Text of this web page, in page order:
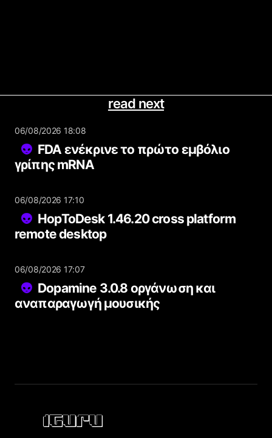
read next
06/08/2026 18:08
FDA ενέκρινε το πρώτο εμβόλιο
γρίπης mRNA
06/08/2026 17:10
HopToDesk 1.46.20 cross platform
remote desktop
06/08/2026 17:07
Dopamine 3.0.8 οργάνωση και
αναπαραγωγή μουσικής